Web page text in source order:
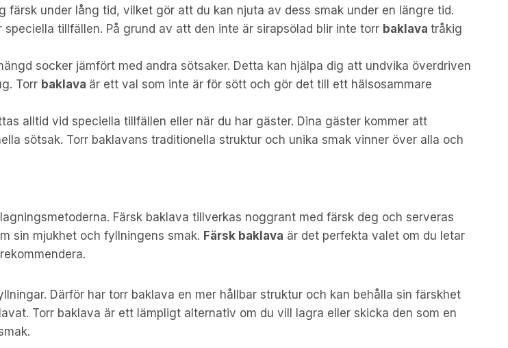
färsk under lång tid, vilket gör att du kan njuta av dess smak under en längre tid.
tillfällen. På grund av att den inte är sirapsölad blir inte torr baklava tråkig
socker jämfört med andra sötsaker. Detta kan hjälpa dig att undvika överdriven
Torr baklava är ett val som inte är för sött och gör det till ett hälsosammare
alltid vid speciella tillfällen eller när du har gäster. Dina gäster kommer att
sötsak. Torr baklavans traditionella struktur och unika smak vinner över alla och
Färsk baklava tillverkas noggrant med färsk deg och serveras
sin mjukhet och fyllningens smak. Färsk baklava är det perfekta valet om du letar
Därför har torr baklava en mer hållbar struktur och kan behålla sin färskhet
Torr baklava är ett lämpligt alternativ om du vill lagra eller skicka den som en